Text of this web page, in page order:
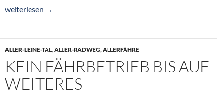
Fährbetrieb erst in 2021
weiterlesen →
ALLER-LEINE-TAL,ALLER-RADWEG,ALLERFÄHRE
KEIN FÄHRBETRIEB BIS AUF
WEITERES